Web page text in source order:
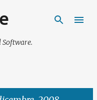
Software.